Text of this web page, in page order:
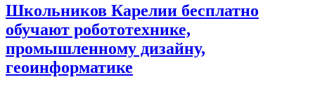
Школьников Карелии бесплатно
обучают робототехнике,
промышленному дизайну,
геоинформатике